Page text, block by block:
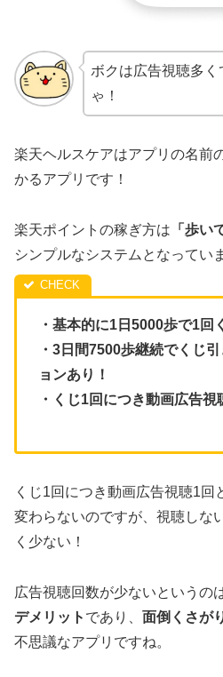
ボクは広告視聴多
ゃ！
楽天ヘルスケアはアプリの名前
かるアプリです！
楽天ポイントの稼ぎ方は 「歩い
シンプルなシステムとなってい
・基本的に1日5000歩で1回
・3日間7500歩継続でくじ
ョンあり！
・くじ1回につき動画広告視
くじ1回につき動画広告視聴1回
変わらないのですが、視聴しな
く少ない！
広告視聴回数が少ないというの
デメリット であり、 面倒くさが
不思議なアプリですね。